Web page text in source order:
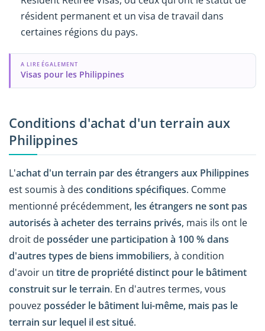
résident permanent et un visa de travail dans
certaines régions du pays.
A LIRE ÉGALEMENT
Visas pour les Philippines
Conditions d'achat d'un terrain aux
Philippines
L'achat d'un terrain par des étrangers aux Philippines
est soumis à des conditions spécifiques. Comme
mentionné précédemment, les étrangers ne sont pas
autorisés à acheter des terrains privés, mais ils ont le
droit de posséder une participation à 100 % dans
d'autres types de biens immobiliers, à condition
d'avoir un titre de propriété distinct pour le bâtiment
construit sur le terrain. En d'autres termes, vous
pouvez posséder le bâtiment lui-même, mais pas le
terrain sur lequel il est situé.